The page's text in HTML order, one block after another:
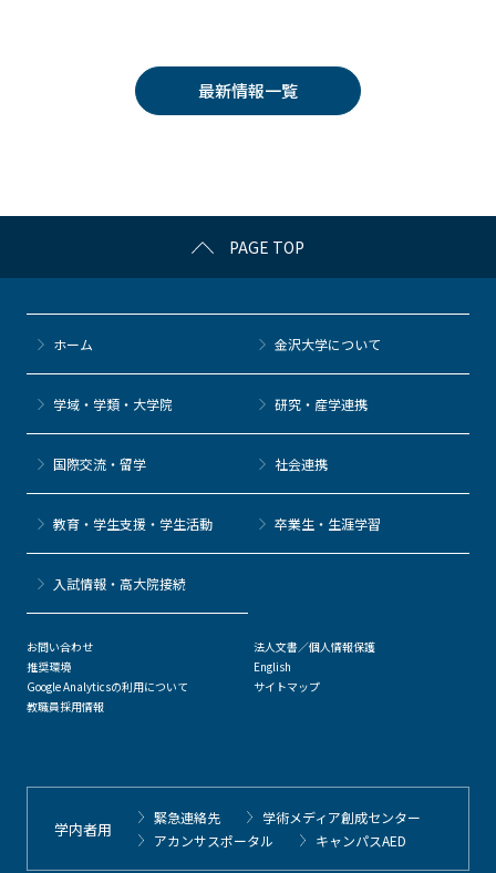
k
erk
et
n
a
最新情報一覧
PAGE TOP
ホーム 金沢大学について
学域・学類・大学院 研究・産学連携
国際交流・留学 社会連携
教育・学生支援・学生活動 卒業生・生涯学習
⼊試情報・高大院接続
お問い合わせ
推奨環境
Google Analyticsの利用について
教職員採用情報
法人文書／個人情報保護
English
サイトマップ
学内者用
緊急連絡先
学術メディア創成センター
アカンサスポータル
キャンパスAED